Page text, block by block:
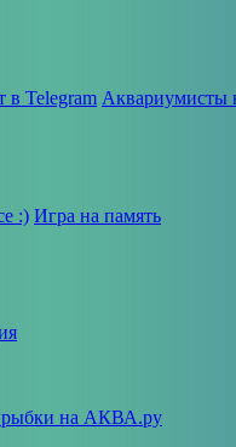
в Telegram Аквариумисты
:) Игра на память